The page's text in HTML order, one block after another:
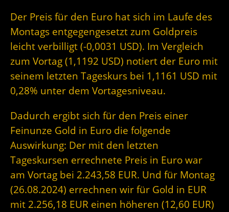
Der Preis für den Euro hat sich im Laufe des
Montags entgegengesetzt zum Goldpreis
leicht verbilligt (-0,0031 USD). Im Vergleich
zum Vortag (1,1192 USD) notiert der Euro mit
seinem letzten Tageskurs bei 1,1161 USD mit
0,28% unter dem Vortagesniveau.
Dadurch ergibt sich für den Preis einer
Feinunze Gold in Euro die folgende
Auswirkung: Der mit den letzten
Tageskursen errechnete Preis in Euro war
am Vortag bei 2.243,58 EUR. Und für Montag
(26.08.2024) errechnen wir für Gold in EUR
mit 2.256,18 EUR einen höheren (12,60 EUR)